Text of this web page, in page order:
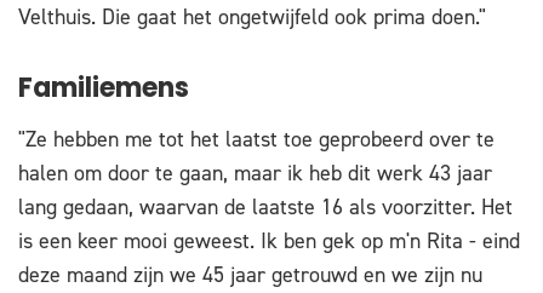
Velthuis. Die gaat het ongetwijfeld ook prima doen."
Familiemens
"Ze hebben me tot het laatst toe geprobeerd over te
halen om door te gaan, maar ik heb dit werk 43 jaar
lang gedaan, waarvan de laatste 16 als voorzitter. Het
is een keer mooi geweest. Ik ben gek op m'n Rita - eind
deze maand zijn we 45 jaar getrouwd en we zijn nu